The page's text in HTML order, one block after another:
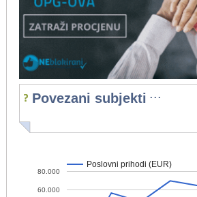
Povezani subjekti ...
Poslovni prihodi (EUR)
60.000
80.000